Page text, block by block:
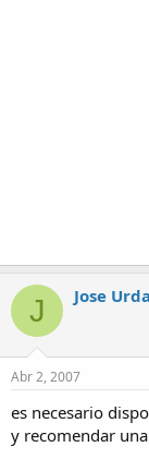
J Jose
Abr 2, 2007
es necesario
y recomendar